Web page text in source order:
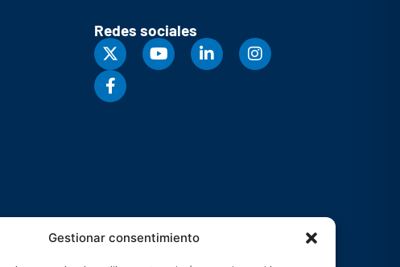
Gestionar consentimiento
Redes sociales